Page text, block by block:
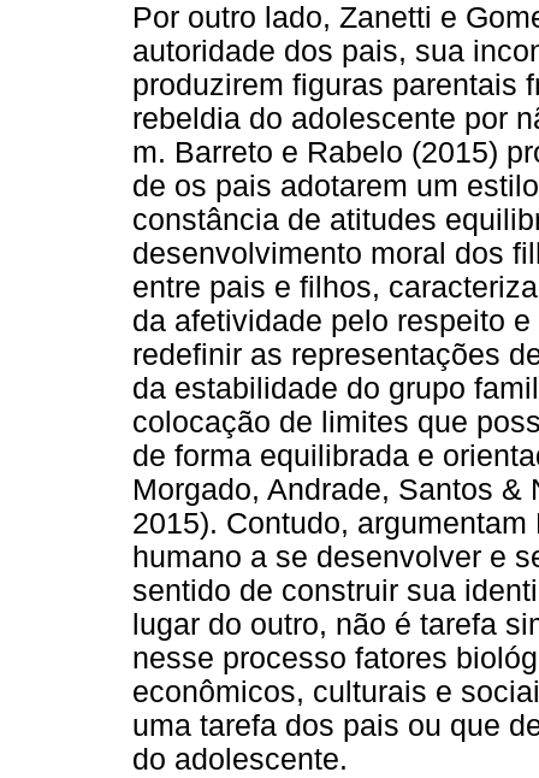
Por outro lado, Zanetti e
autoridade dos pais, sua
produzirem figuras parentais
rebeldia do adolescente por
m. Barreto e Rabelo (2015)
de os pais adotarem um
constância de atitudes
desenvolvimento moral dos
entre pais e filhos,
da afetividade pelo respeito
redefinir as representações
da estabilidade do grupo
colocação de limites que
de forma equilibrada e
Morgado, Andrade, Santos &
2015). Contudo,
humano a se desenvolver e
sentido de construir sua
lugar do outro, não é tarefa
nesse processo fatores
econômicos, culturais e
uma tarefa dos pais ou que
do adolescente.